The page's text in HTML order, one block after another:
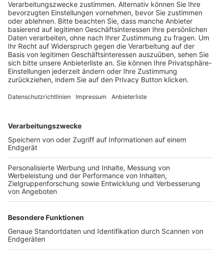
Schulungsangebot Vereinsmitarbeiter
BFV-Geschäftsstellen
Trainerbörse
Login SpielPlus
FOLGE DEM BFV
TOP-VEREINE
TOP-PARTNER